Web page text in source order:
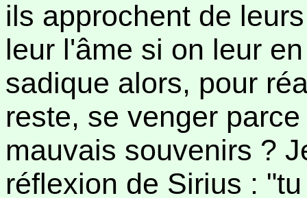
ils approchent de
leur l'âme si on leur
sadique alors, pour
reste, se venger
mauvais souvenirs ?
réflexion de Sirius :